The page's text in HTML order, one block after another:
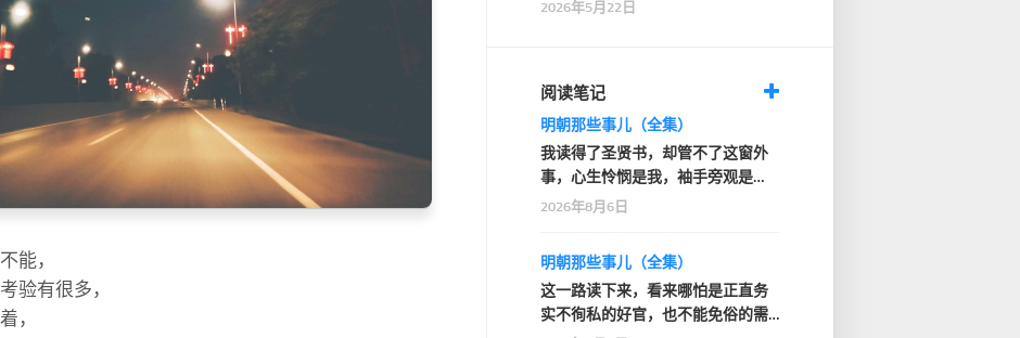
能，
验有很多，
，
2026年5月22日
阅读笔记
明朝那些事儿（全集）
我读得了圣贤书，却管不了这窗外
事，心生怜悯是我，袖手旁观是
我，共情是我，无能为…
2026年8月6日
明朝那些事儿（全集）
这一路读下来，看来哪怕是正直务
实不徇私的好官，也不能免俗的需